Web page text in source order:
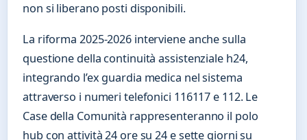
non si liberano posti disponibili.
La riforma 2025-2026 interviene anche sulla
questione della continuità assistenziale h24,
integrando l’ex guardia medica nel sistema
attraverso i numeri telefonici 116117 e 112. Le
Case della Comunità rappresenteranno il polo
hub con attività 24 ore su 24 e sette giorni su